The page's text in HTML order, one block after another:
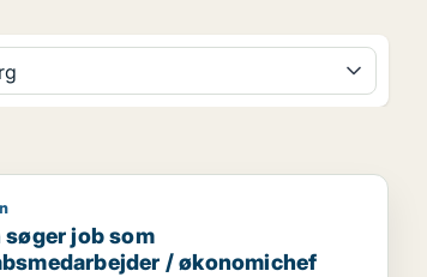
job som regnskabsmedarbejder /
søger job som
/ økonomichef